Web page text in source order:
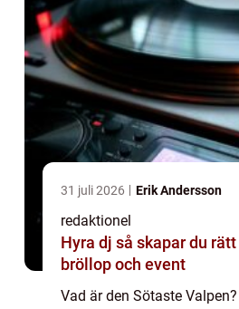
31 juli 2026 Erik Andersson
redaktionel
Hyra dj så skapar du rätt känsla på fest,
bröllop och event
Vad är den Sötaste